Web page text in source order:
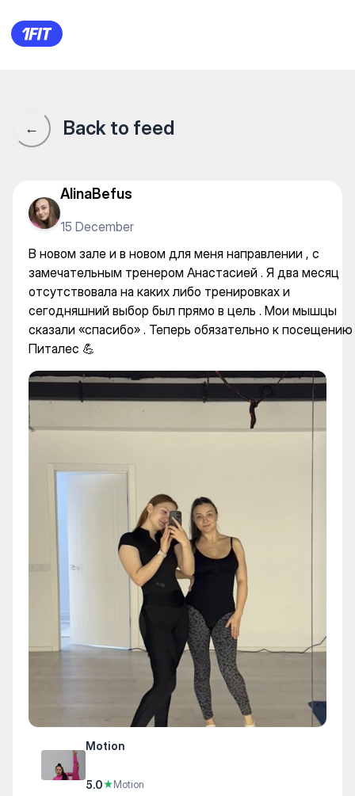
Motion — Stretching and
← Back to feed
AlinaBefus
15 December
В новом зале и в новом для меня направлении , с
замечательным тренером Анастасией . Я два месяц
отсутствовала на каких либо тренировках и
сегодняшний выбор был прямо в цель . Мои мышцы
сказали «спасибо» . Теперь обязательно к посещению
Питалес 💪
Motion
5.0★Motion